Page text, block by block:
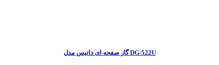
گاز صفحه ای داتیس مدل DG-522U